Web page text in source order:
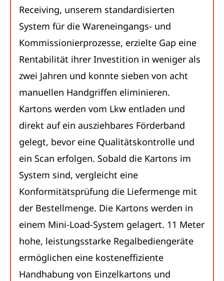
Receiving, unserem standardisierten
System für die Wareneingangs- und
Kommissionierprozesse, erzielte Gap eine
Rentabilität ihrer Investition in weniger als
zwei Jahren und konnte sieben von acht
manuellen Handgriffen eliminieren.
Kartons werden vom Lkw entladen und
direkt auf ein ausziehbares Förderband
gelegt, bevor eine Qualitätskontrolle und
ein Scan erfolgen. Sobald die Kartons im
System sind, vergleicht eine
Konformitätsprüfung die Liefermenge mit
der Bestellmenge. Die Kartons werden in
einem Mini-Load-System gelagert. 11 Meter
hohe, leistungsstarke Regalbediengeräte
ermöglichen eine kosteneffiziente
Handhabung von Einzelkartons und